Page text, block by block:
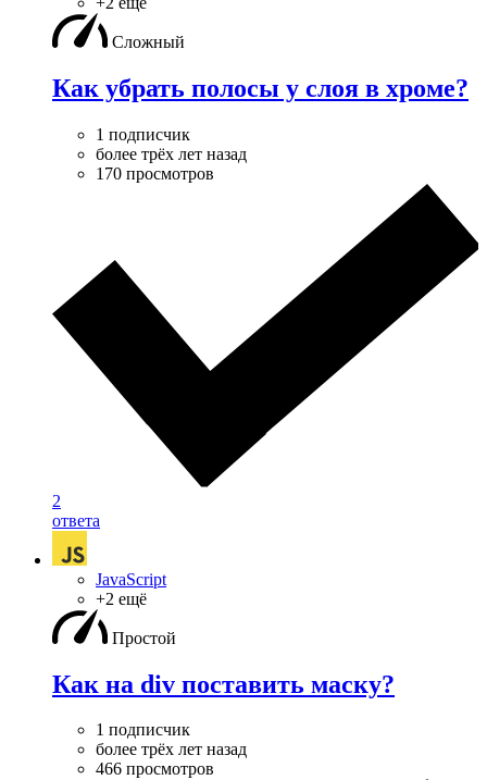
Сложный
Как убрать полосы у слоя в хроме?
1 подписчик
более трёх лет назад
170 просмотров
2
ответа
JavaScript
+2 ещё
Простой
Как на div поставить маску?
1 подписчик
более трёх лет назад
466 просмотров